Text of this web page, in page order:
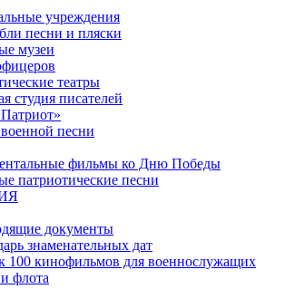
учреждения
песни и пляски
музеи
театры
студия писателей
песни
фильмы ко Дню Победы
патриотические песни
документы
знаменательных дат
100 кинофильмов для военнослужащих
флота